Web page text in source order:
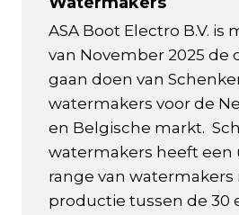
ASA Boot Electro B.V. is
van November 2025 de
gaan doen van
watermakers voor de
en Belgische markt.
watermakers heeft een
range van
productie tussen de 30